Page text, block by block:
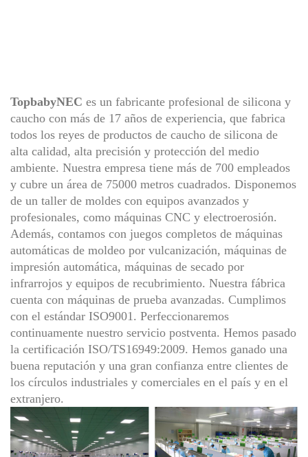
TopbabyNEC es un fabricante profesional de silicona y
caucho con más de 17 años de experiencia, que fabrica
todos los reyes de productos de caucho de silicona de
alta calidad, alta precisión y protección del medio
ambiente. Nuestra empresa tiene más de 700 empleados
y cubre un área de 75000 metros cuadrados. Disponemos
de un taller de moldes con equipos avanzados y
profesionales, como máquinas CNC y electroerosión.
Además, contamos con juegos completos de máquinas
automáticas de moldeo por vulcanización, máquinas de
impresión automática, máquinas de secado por
infrarrojos y equipos de recubrimiento. Nuestra fábrica
cuenta con máquinas de prueba avanzadas. Cumplimos
con el estándar ISO9001. Perfeccionaremos
continuamente nuestro servicio postventa. Hemos pasado
la certificación ISO/TS16949:2009. Hemos ganado una
buena reputación y una gran confianza entre clientes de
los círculos industriales y comerciales en el país y en el
extranjero.